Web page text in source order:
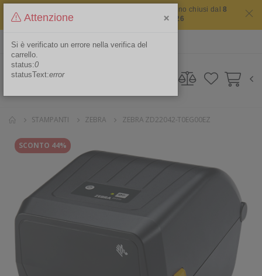
Il sito non chiude mai ma i nostri uffici saranno chiusi dal8
agosto 2026 al 16 agosto 2026
Area Riservata
STAMPANTI ZEBRA ZEBRA ZD22042-T0EG00EZ
SCONTO 44%
Attenzione ×
Si è verificato un errore nella verifica del
carrello.
status:0
statusText:error